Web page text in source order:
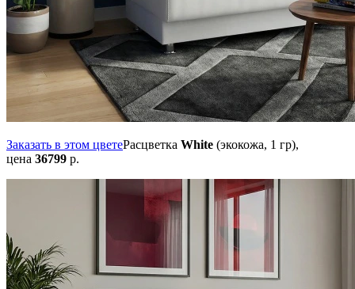
Заказать в этом цветеРасцветка White (экокожа, 1 гр),
цена 36799 р.